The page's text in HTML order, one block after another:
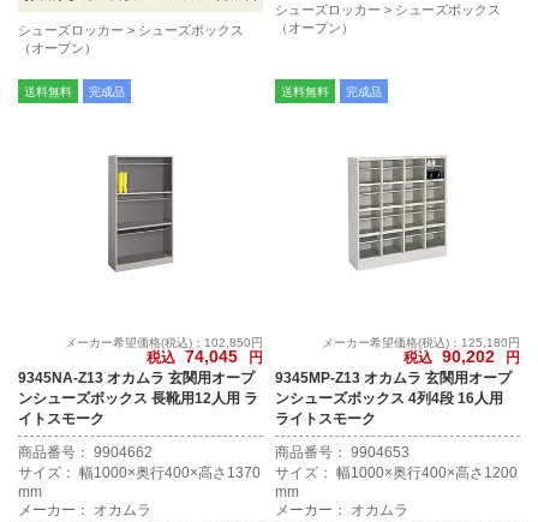
シューズロッカー
シューズボックス
（オープン）
シューズロッカー
シューズボックス
（オープン）
送料無料 完成品
メーカー希望価格(税込)：102,850円
税込 74,045
円
9345NA-Z13 オカムラ 玄関用オープ
ンシューズボックス 長靴用12人用 ラ
イトスモーク
商品番号： 9904662
サイズ： 幅1000×奥行400×高さ1370
mm
メーカー： オカムラ
送料無料 完成品
メーカー希望価格(税込)：125,180円
税込 90,202
円
9345MP-Z13 オカムラ 玄関用オープ
ンシューズボックス 4列4段 16人用
ライトスモーク
商品番号： 9904653
サイズ： 幅1000×奥行400×高さ1200
mm
メーカー： オカムラ